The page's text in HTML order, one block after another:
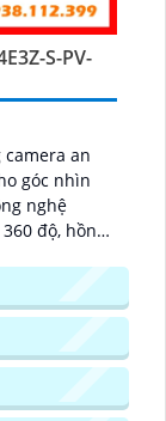
S-PV-
camera an
góc nhìn
nghệ
mang đến